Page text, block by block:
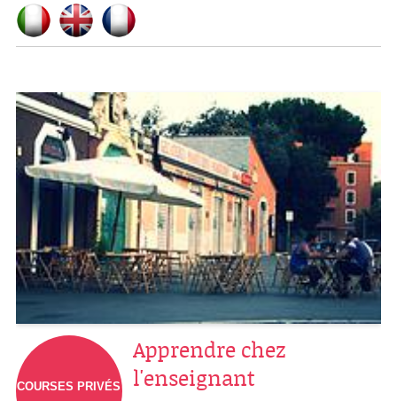
COURSES PRIVÉS
Apprendre chez
l'enseignant